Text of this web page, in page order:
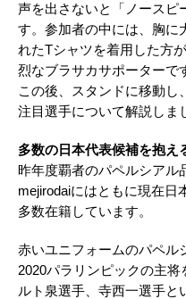
声を出さないと「ノースピ
す。参加者の中には、胸に
れたTシャツを着用した方
烈なブラサカサポーターで
この後、スタンドに移動し
注目選手について解説しま
多数の日本代表候補を抱え
昨年度覇者のパペルシアル
mejirodaiにはともに現在日
多数在籍しています。
赤いユニフォームのパペル
2020パラリンピックの主
ルト泉選手、寺西一選手と